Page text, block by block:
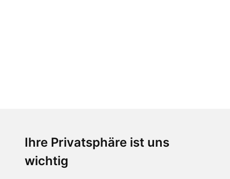
Ihre Privatsphäre ist uns
wichtig